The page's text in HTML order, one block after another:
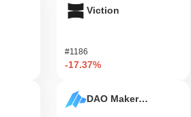
Viction
#1186
-17.37%
DAO Maker Token